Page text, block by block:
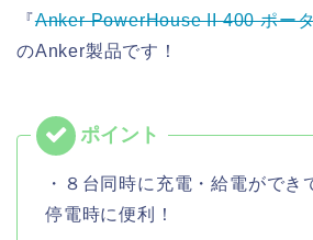
『Anker PowerHouse II 400 ポー
のAnker製品です！
・８台同時に充電・給電ができ
停電時に便利！